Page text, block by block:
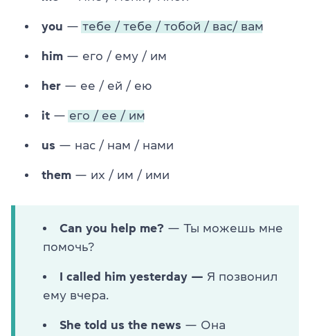
you — тебе / тебе / тобой / вас/ вам
him — его / ему / им
her — ее / ей / ею
it — его / ее / им
us — нас / нам / нами
them — их / им / ими
Can you help me? — Ты можешь мне
помочь?
I called him yesterday — Я позвонил
ему вчера.
She told us the news — Она